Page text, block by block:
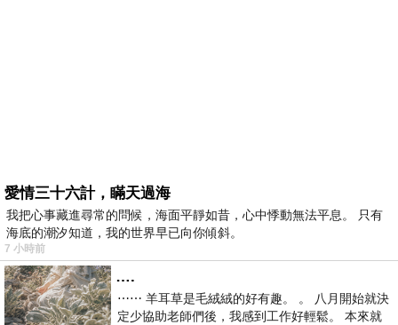
愛情三十六計，瞞天過海
我把心事藏進尋常的問候，海面平靜如昔，心中悸動無法平息。 只有
海底的潮汐知道，我的世界早已向你傾斜。
7 小時前
….
⋯⋯ 羊耳草是毛絨絨的好有趣。 。 八月開始就決
定少協助老師們後，我感到工作好輕鬆。 本來就